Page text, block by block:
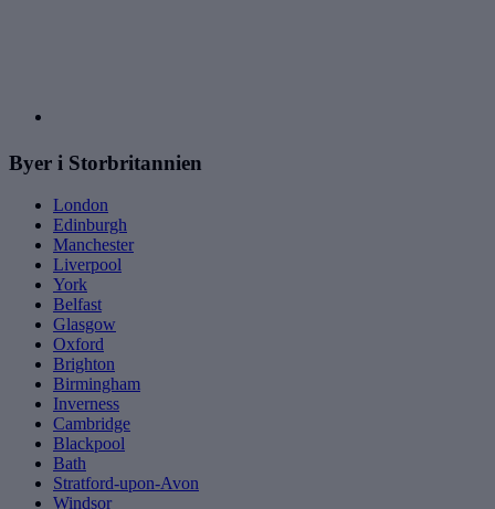
Byer i Storbritannien
London
Edinburgh
Manchester
Liverpool
York
Belfast
Glasgow
Oxford
Brighton
Birmingham
Inverness
Cambridge
Blackpool
Bath
Stratford-upon-Avon
Windsor